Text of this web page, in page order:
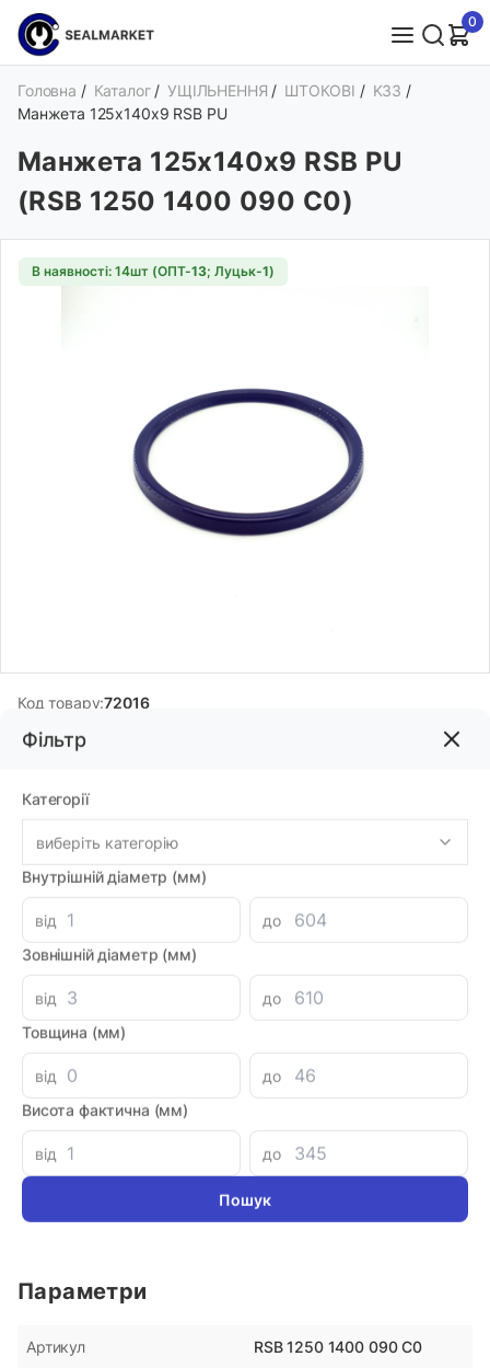
0
Фільтр
Категорії
виберіть категорію
Внутрішній діаметр (мм)
від
до
Зовнішній діаметр (мм)
від
до
Товщина (мм)
від
до
Висота фактична (мм)
від до
Головна / Каталог /УЩІЛЬНЕННЯ / ШТОКОВІ / K33 /
Манжета 125х140х9 RSB PU
Манжета 125х140х9 RSB PU
(RSB 1250 1400 090 C0)
В наявності: 14шт (ОПТ-13; Луцьк-1)
Код товару:72016
Бренд:ARTIC SEALS
301.14грн
+ В корзину
Знайшли дешевше?
266.72 при замовленні на загальну сумму 1000 грн.
Аналоги
Кольцо поршня 48x56x4
DR110
180
Параметри
Артикул RSB 1250 1400 090 C0